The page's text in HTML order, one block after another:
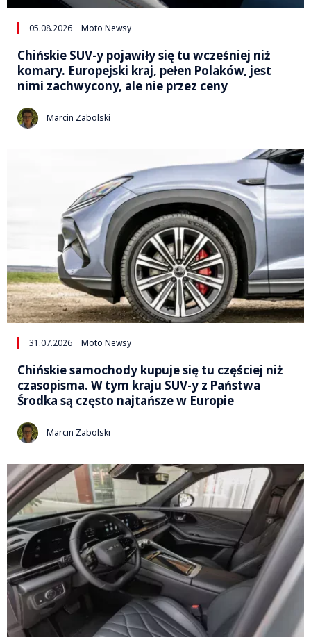
05.08.2026 Moto Newsy
Chińskie SUV-y pojawiły się tu wcześniej niż
komary. Europejski kraj, pełen Polaków, jest
nimi zachwycony, ale nie przez ceny
Marcin Zabolski
31.07.2026 Moto Newsy
Chińskie samochody kupuje się tu częściej niż
czasopisma. W tym kraju SUV-y z Państwa
Środka są często najtańsze w Europie
Marcin Zabolski